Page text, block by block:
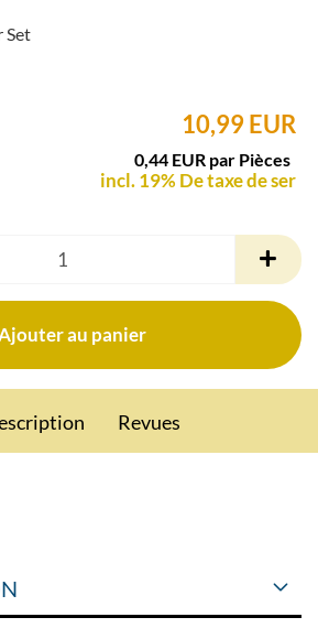
Set
10,99 EUR
0,44 EUR par Pièces
incl. 19% De taxe de ser
au panier
Revues